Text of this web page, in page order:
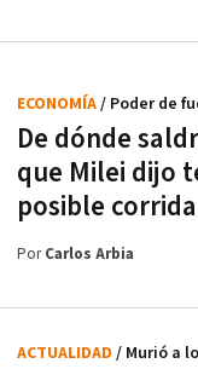
De dónde
que Milei dijo
posible
ECONOMÍA/ Poder de
PorCarlos Arbia
ACTUALIDAD / Murió a